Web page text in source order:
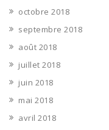
octobre 2018
septembre 2018
août 2018
juillet 2018
juin 2018
mai 2018
avril 2018